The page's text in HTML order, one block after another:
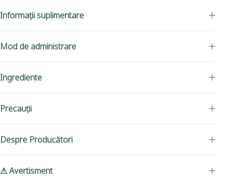
Informații suplimentare
Mod de administrare
Ingrediente
Precauții
Despre Producători
⚠ Avertisment